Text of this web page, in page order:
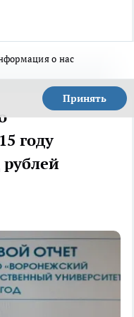
о нас
Принять
году